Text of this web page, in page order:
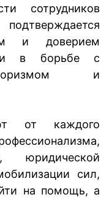
сотрудников
и доверием
в борьбе с
и
от каждого
юридической
сил,
на помощь, а